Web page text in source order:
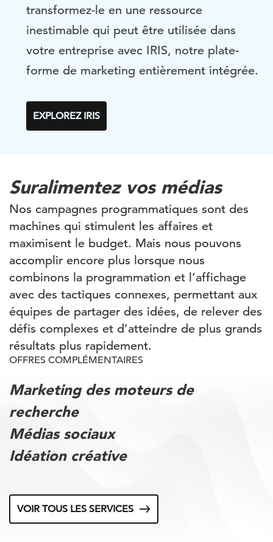
transformez-le en une ressource
inestimable qui peut être utilisée dans
votre entreprise avec IRIS, notre plate-
forme de marketing entièrement intégrée.
EXPLOREZ IRIS
Suralimentez vos médias
Nos campagnes programmatiques sont des
machines qui stimulent les affaires et
maximisent le budget. Mais nous pouvons
accomplir encore plus lorsque nous
combinons la programmation et l’affichage
avec des tactiques connexes, permettant aux
équipes de partager des idées, de relever des
défis complexes et d’atteindre de plus grands
résultats plus rapidement.
OFFRES COMPLÉMENTAIRES
Marketing des moteurs de
recherche
Médias sociaux
Idéation créative
VOIR TOUS LES SERVICES